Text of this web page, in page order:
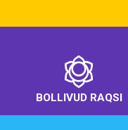
BOLLIVUD RAQSI